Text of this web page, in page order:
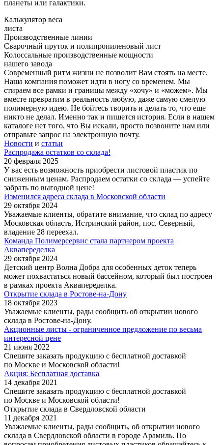
планеты или галактики.
Калькулятор веса
листа
Производственные линии
Cварочный пруток и полипропиленовый лист
Колоссальные производственные мощности
нашего завода
Современный ритм жизни не позволит Вам стоять на месте.
Наша компания поможет идти в ногу со временем. Мы
стираем все рамки и границы между «хочу» и «можем». Мы
вместе превратим в реальность любую, даже самую смелую
полимерную идею. Не бойтесь творить и делать то, что еще
никто не делал. Именно так и пишется история. Если в нашем
каталоге нет того, что Вы искали, просто позвоните нам или
отправьте запрос на электронную почту.
Новости и статьи
Распродажа остатков со склада!
20 февраля 2025
У вас есть возможность приобрести листовой пластик по
сниженным ценам. Распродаем остатки со склада — успейте
забрать по выгодной цене!
Изменился адреса склада в Московской области
29 октября 2024
Уважаемые клиенты, обратите внимание, что склад по адресу
Московская область, Истринский район, пос. Северный,
владение 28 переехал.
Команда Полимерсервис стала партнером проекта
Аквапеределка
29 октября 2024
Детский центр Волна Добра для особенных деток теперь
может похвастаться новый бассейном, который был построен
в рамках проекта Аквапеределка.
Открытие склада в Ростове-на-Дону
18 октября 2023
Уважаемые клиенты, рады сообщить об открытии нового
склада в Ростове-на-Дону.
Акционные листы - ограниченное предложение по весьма
интересной цене
21 июня 2022
Спешите заказать продукцию с бесплатной доставкой
по Москве и Московской области!
Акция: Бесплатная доставка
14 декабря 2021
Спешите заказать продукцию с бесплатной доставкой
по Москве и Московской области!
Открытие склада в Свердловской области
11 декабря 2021
Уважаемые клиенты, рады сообщить, об открытии нового
склада в Свердловской области в городе Арамиль. По